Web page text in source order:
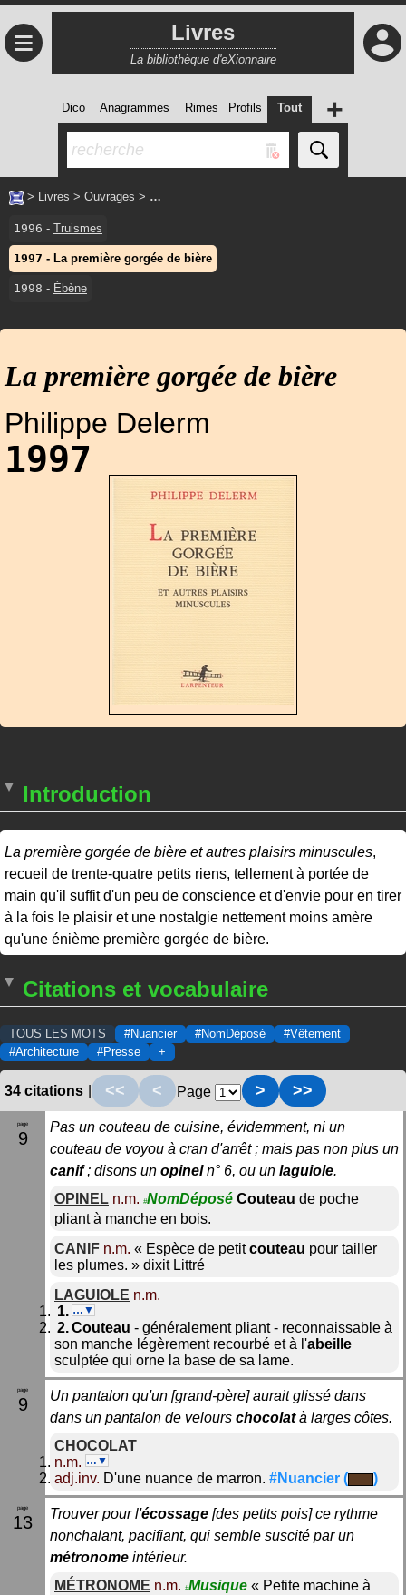
≡ Livres
La bibliothèque d'eXionnaire
Dico Anagrammes Rimes Profils Tout +
> Livres > Ouvrages > …
1996 - Truismes
1997 - La première gorgée de bière
1998 - Ébène
La première gorgée de bière
Philippe Delerm
1997
Introduction
La première gorgée de bière et autres plaisirs minuscules,
recueil de trente-quatre petits riens, tellement à portée de
main qu'il suffit d'un peu de conscience et d'envie pour en tirer
à la fois le plaisir et une nostalgie nettement moins amère
qu'une énième première gorgée de bière.
Citations et vocabulaire
TOUS LES MOTS #Nuancier #NomDéposé
#Vêtement
#Architecture
#Presse +
34 citations << < Page > >>
9
Pas un couteau de cuisine, évidemment, ni un
couteau de voyou à cran d'arrêt ; mais pas non plus un
canif; disons un opineln° 6, ou un laguiole.
OPINEL n.m. #NomDéposé Couteau de poche
pliant à manche en bois.
CANIF n.m. « Espèce de petitcouteau pour tailler
les plumes. » dixit Littré
LAGUIOLE n.m.
…▼
Couteau - généralement pliant - reconnaissable à
son manche légèrement recourbé et à l'abeille
sculptée qui orne la base de sa lame.
9
Un pantalon qu'un [grand-père] aurait glissé dans
dans un pantalon de velours chocolatà larges côtes.
CHOCOLAT
n.m. …▼
adj.inv. D'une nuance de marron. #Nuancier ( )
13 Trouver pour l'écossage [des petits pois] ce rythme
nonchalant, pacifiant, qui semble suscité par un
métronome intérieur.
MÉTRONOME n.m. #Musique « Petite machine à